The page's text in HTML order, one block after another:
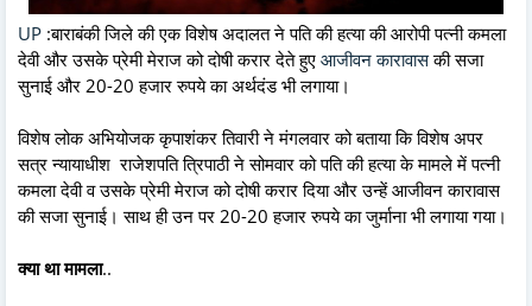
UP :बाराबंकी जिले की एक विशेष अदालत ने पति की हत्या की आरोपी पत्नी कमला
देवी और उसके प्रेमी मेराज को दोषी करार देते हुए आजीवन कारावासकी सजा
सुनाई और 20-20 हजार रुपये का अर्थदंड भी लगाया।
विशेष लोक अभियोजक कृपाशंकर तिवारी ने मंगलवार को बताया कि विशेष अपर
सत्र न्यायाधीश राजेशपति त्रिपाठी ने सोमवार को पति की हत्या के मामले में पत्नी
कमला देवी व उसके प्रेमी मेराज को दोषी करार दिया और उन्हें आजीवन कारावास
की सजा सुनाई। साथ ही उन पर 20-20 हजार रुपये का जुर्माना भी लगाया गया।
क्या था मामला..